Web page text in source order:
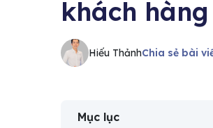
khách hàng
Hiếu ThảnhChia sẻ bài
Mục lục